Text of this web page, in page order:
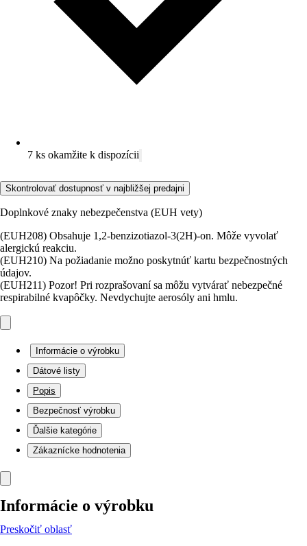
7 ks okamžite k dispozícii
Skontrolovať dostupnosť v najbližšej predajni
Doplnkové znaky nebezpečenstva (EUH vety)
(EUH208) Obsahuje 1,2-benzizotiazol-3(2H)-on. Môže vyvolať
alergickú reakciu.
(EUH210) Na požiadanie možno poskytnúť kartu bezpečnostných
údajov.
(EUH211) Pozor! Pri rozprašovaní sa môžu vytvárať nebezpečné
respirabilné kvapôčky. Nevdychujte aerosóly ani hmlu.
Informácie o výrobku
Dátové listy
Popis
Bezpečnosť výrobku
Ďalšie kategórie
Zákaznícke hodnotenia
Informácie o výrobku
Preskočiť oblasť